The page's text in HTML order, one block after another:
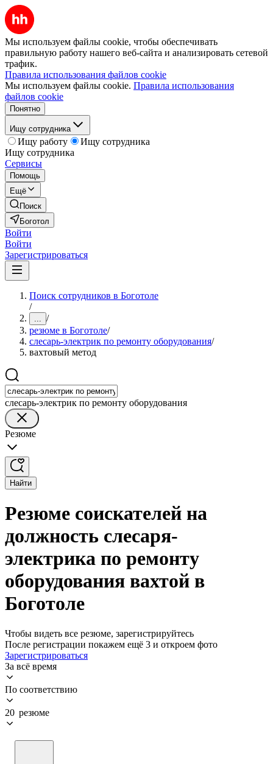
Мы используем файлы cookie, чтобы обеспечивать
правильную работу нашего веб-сайта и анализировать сетевой
трафик.
Правила использования файлов cookie
Мы используем файлы cookie. Правила использования
файлов cookie
Понятно
Ищу сотрудника
Ищу работу
Ищу сотрудника
Ищу сотрудника
Сервисы
Помощь
Ещё
Поиск
Боготол
Войти
Войти
Зарегистрироваться
Поиск сотрудников в Боготоле
/
... /
резюме в Боготоле/
слесарь-электрик по ремонту оборудования/
вахтовый метод
слесарь-электрик по ремонту оборудования
Резюме
Найти
Резюме соискателей на
должность слесаря-
электрика по ремонту
оборудования вахтой в
Боготоле
Чтобы видеть все резюме, зарегистрируйтесь
После регистрации покажем ещё 3 и откроем фото
Зарегистрироваться
За всё время
По соответствию
20 резюме